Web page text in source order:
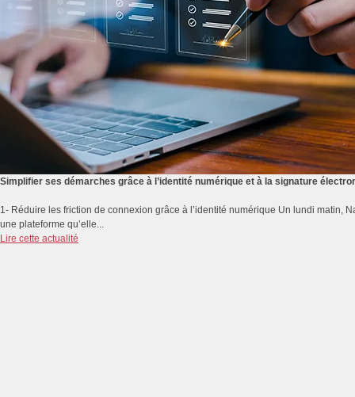
Simplifier ses démarches grâce à l’identité numérique et à la signature
1- Réduire les friction de connexion grâce à l’identité numérique Un lundi matin,
une plateforme qu’elle...
Lire cette actualité